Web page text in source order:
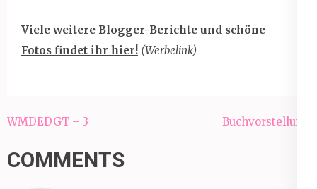
Viele weitere Blogger-Berichte und schöne
Fotos findet ihr hier! (Werbelink)
Beitragsnavigation
WMDEDGT – 3 Buchvorstellung
COMMENTS